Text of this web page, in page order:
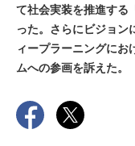
て社会実装を推進する
った。さらにビジョ
ィープラーニングに
ムへの参画を訴えた。